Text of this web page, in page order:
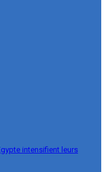
intensifient leurs